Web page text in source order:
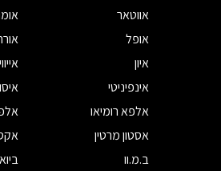
אווטאר
אופל
איון
אינפיניטי
אלפא רומיאו
אסטון מרטין
ב.מ.וו